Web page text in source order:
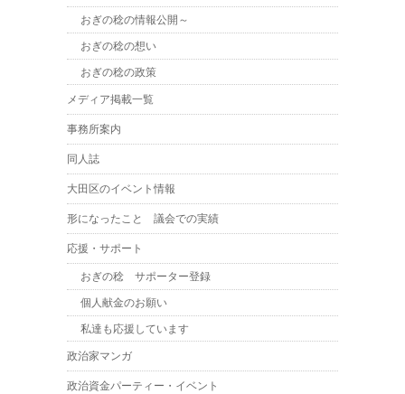
おぎの稔の情報公開～
おぎの稔の想い
おぎの稔の政策
メディア掲載一覧
事務所案内
同人誌
大田区のイベント情報
形になったこと 議会での実績
応援・サポート
おぎの稔 サポーター登録
個人献金のお願い
私達も応援しています
政治家マンガ
政治資金パーティー・イベント